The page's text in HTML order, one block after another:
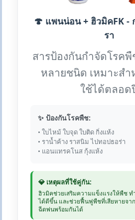
🍄 แพนน่อน + ฮิวมิคFK -
รา
สารป้องกันกำจัดโรคพื
หลายชนิด เหมาะส
ใช้ได้ตลอด
✨ ป้องกันโรคพืช:
• ใบไหม้ ใบจุด ใบติด กิ่งแห้ง
• ราน้ำค้าง ราสนิม ไปทอปธอร่า
• แอนแทรคโนส กุ้งแห้ง
💎 เหตุผลที่ใช้คู่กัน:
ฮิวมิคช่วยเสริมความแข็งแรงให้พืช
ได้ดีขึ้น และช่วยฟื้นฟูพืชที่เสียหายจาก
ฉีดพ่นพร้อมกันได้